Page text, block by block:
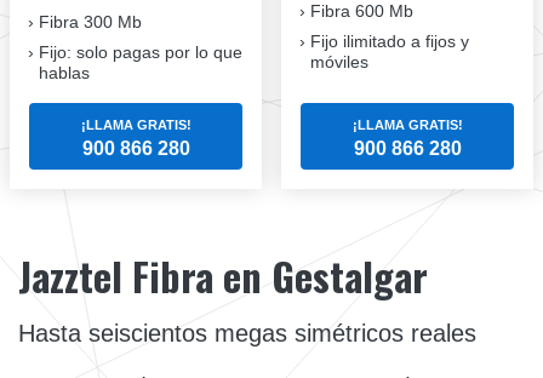
Fibra 300 Mb
Fijo: solo pagas por lo que
hablas
¡LLAMA GRATIS!
900 866 280
Fibra 600 Mb
Fijo ilimitado a fijos y
móviles
¡LLAMA GRATIS!
900 866 280
Jazztel Fibra en Gestalgar
Hasta seiscientos megas simétricos reales